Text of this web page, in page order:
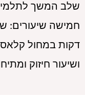
ושיעור חיזוק ומתיחות